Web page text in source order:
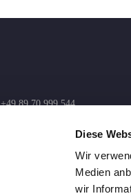
Diese
Wir
Medien
wir
+49 89 70 999 544
info@transporte-miller.de